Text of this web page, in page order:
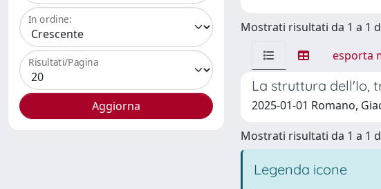
In ordine:
Risultati/Pagina
Mostrati risultati da 1 a 1
esporta
La struttura dell'Io,
2025-01-01 Romano,
Mostrati risultati da 1 a 1
Legenda icone